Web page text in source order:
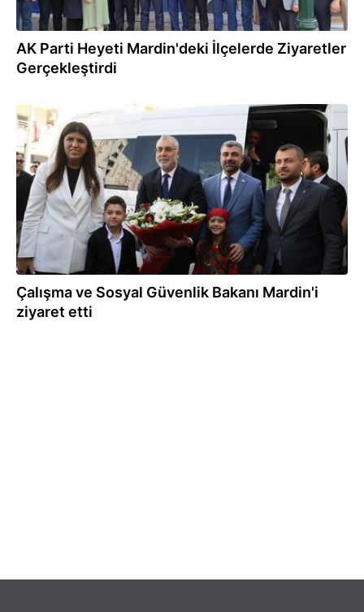
AK Parti Heyeti Mardin'deki İlçelerde Ziyaretler
Gerçekleştirdi
22.09.2023
Çalışma ve Sosyal Güvenlik Bakanı Mardin'i
ziyaret etti